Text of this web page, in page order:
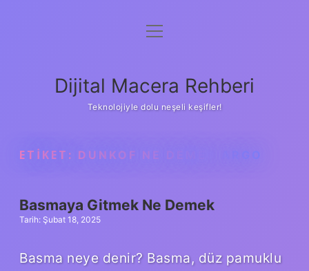
Anasayfa
Yasal Uyarı
menüyü
Dijital Macera Rehberi
Teknolojiyle dolu neşeli keşifler!
ETIKET: DUNKOF NE DEMEK ARGO
Basmaya Gitmek Ne Demek
Tarih: Şubat 18, 2025
Basma neye denir? Basma, düz pamuklu